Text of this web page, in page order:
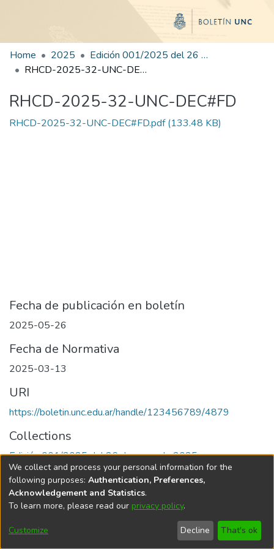
Home 2025
Edición 001/2025 del 26 de mayo de 2025
RHCD-2025-32-UNC-DEC#FD
RHCD-2025-32-UNC-DEC#FD
RHCD-2025-32-UNC-DEC#FD.pdf(133.48 KB)
Fecha de publicación en boletín
2025-05-26
Fecha de Normativa
2025-03-13
URI
https://boletin.unc.edu.ar/handle/123456789/4879
Collections
Edición 001/2025 del 26 de mayo de 2025
Universidad Nacional de Córdoba
We collect and process your personal information for the
following purposes: Authentication, Preferences,
Acknowledgement and Statistics.
To learn more, please read our privacy policy.
Customize Decline That's ok